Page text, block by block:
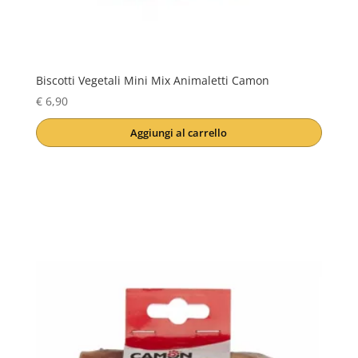
Biscotti Vegetali Mini Mix Animaletti Camon
€6,90
Aggiungi al carrello